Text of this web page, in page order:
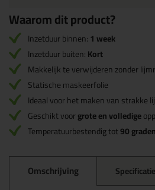
Waarom dit product?
Inzetduur binnen:1 week
Inzetduur buiten:Kort
Makkelijk te verwijderen zonder
Statische maskeerfolie
Ideaal voor het maken van strakke
Geschikt voorgrote en volledige
Temperatuurbestendig tot90 graden
Omschrijving